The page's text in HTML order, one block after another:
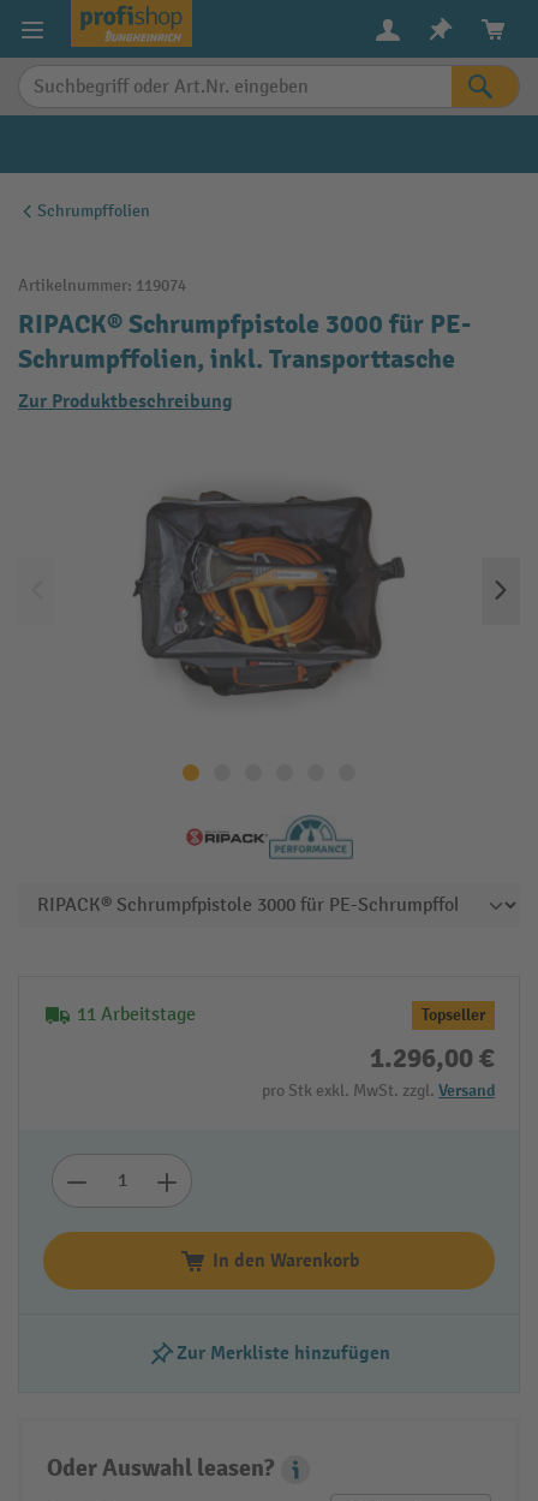
springen
Schrumpffolien
Artikelnummer: 119074
RIPACK® Schrumpfpistole 3000 für PE-
Schrumpffolien, inkl. Transporttasche
Zur Produktbeschreibung
11 Arbeitstage Topseller
1.296,00 €
pro Stk exkl. MwSt. zzgl. Versand
In den Warenkorb
Zur Merkliste hinzufügen
Oder Auswahl leasen?
Leasing Popover